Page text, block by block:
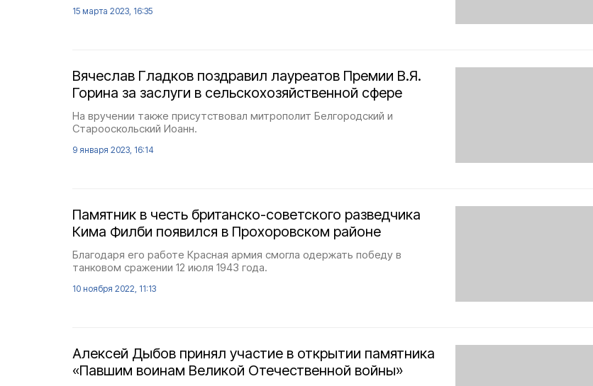
15 марта 2023, 16:35
Вячеслав Гладков поздравил лауреатов Премии В.Я.
Горина за заслуги в сельскохозяйственной сфере
На вручении также присутствовал митрополит Белгородский и
Старооскольский Иоанн.
9 января 2023, 16:14
Памятник в честь британско-советского разведчика
Кима Филби появился в Прохоровском районе
Благодаря его работе Красная армия смогла одержать победу в
танковом сражении 12 июля 1943 года.
10 ноября 2022, 11:13
Алексей Дыбов принял участие в открытии памятника
«Павшим воинам Великой Отечественной войны»